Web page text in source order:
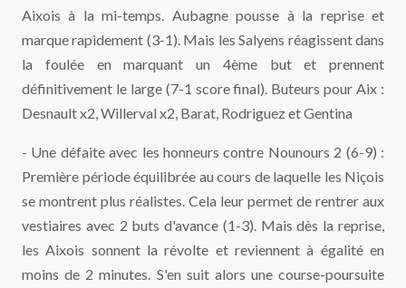
Aixois à la mi-temps. Aubagne pousse à la reprise et
marque rapidement (3-1). Mais les Salyens réagissent dans
la foulée en marquant un 4ème but et prennent
définitivement le large (7-1 score final). Buteurs pour Aix :
Desnault x2, Willerval x2, Barat, Rodriguez et Gentina
- Une défaite avec les honneurs contre Nounours 2 (6-9) :
Première période équilibrée au cours de laquelle les Niçois
se montrent plus réalistes. Cela leur permet de rentrer aux
vestiaires avec 2 buts d'avance (1-3). Mais dès la reprise,
les Aixois sonnent la révolte et reviennent à égalité en
moins de 2 minutes. S'en suit alors une course-poursuite